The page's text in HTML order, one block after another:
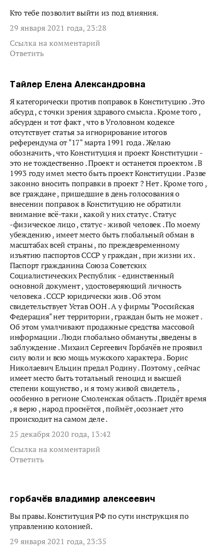
Кто тебе позволит выйти из под влияния.
29 января 2021 года, 23:28
Ссылка на комментарий
Ответить
Тайлер Елена Александровна
Я категорически против поправок в Конституцию . Это
абсурд , с точки зрения здравого смысла . Кроме того ,
абсурден и тот факт , что в Уголовном кодексе
отсутствует статья за игнорирование итогов
референдума от "17" марта 1991 года . Желаю
обозначить , что Конституция и проект Конституции -
это не тождественно . Проект и останется проектом . В
1993 году имел место быть проект Конституции . Разве
законно вносить поправки в проект ? Нет . Кроме того ,
все граждане , пришедшие в день голосования о
внесении поправок в Конституцию не обратили
внимание всё-таки , какой у них статус . Статус
-физическое лицо , статус - живой человек . По моему
убеждению , имеет место быть глобальный обман в
масштабах всей страны , по преждевременному
изъятию паспортов СССР у граждан , при жизни их .
Паспорт гражданина Союза Советских
Социалистических Республик - единственный
основной документ , удостоверяющий личность
человека . СССР юридически жив . Об этом
свидетельствует Устав ООН . А у фирмы "Российская
Федерация" нет территории , граждан быть не может .
Об этом умалчивают продажные средства массовой
информации . Люди глобально обмануты ,введены в
заблуждение . Михаил Сергеевич Горбачёв не проявил
силу воли и всю мощь мужского характера . Борис
Николаевич Ельцин предал Родину . Поэтому , сейчас
имеет место быть тотальный геноцид и высшей
степени кощунство , и я тому живой свидетель ,
особенно в регионе Смоленская область . Придёт время
, я верю , народ проснётся , поймёт ,осознает ,что
происходит на самом деле .
25 декабря 2020 года, 13:42
Ссылка на комментарий
Ответить
горбачёв владимир алексеевич
Вы правы. Конституция РФ по сути инструкция по
управлению колонией.
29 января 2021 года, 23:35